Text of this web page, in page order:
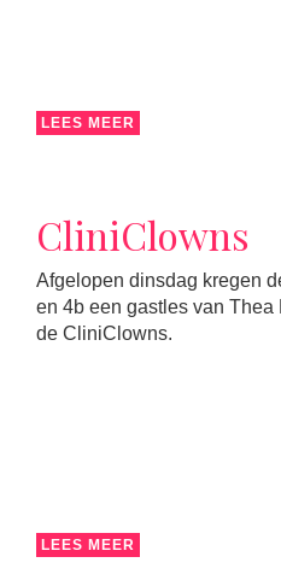
LEES MEER
CliniClowns
Afgelopen dinsdag kregen
en 4b een gastles van
de CliniClowns.
LEES MEER